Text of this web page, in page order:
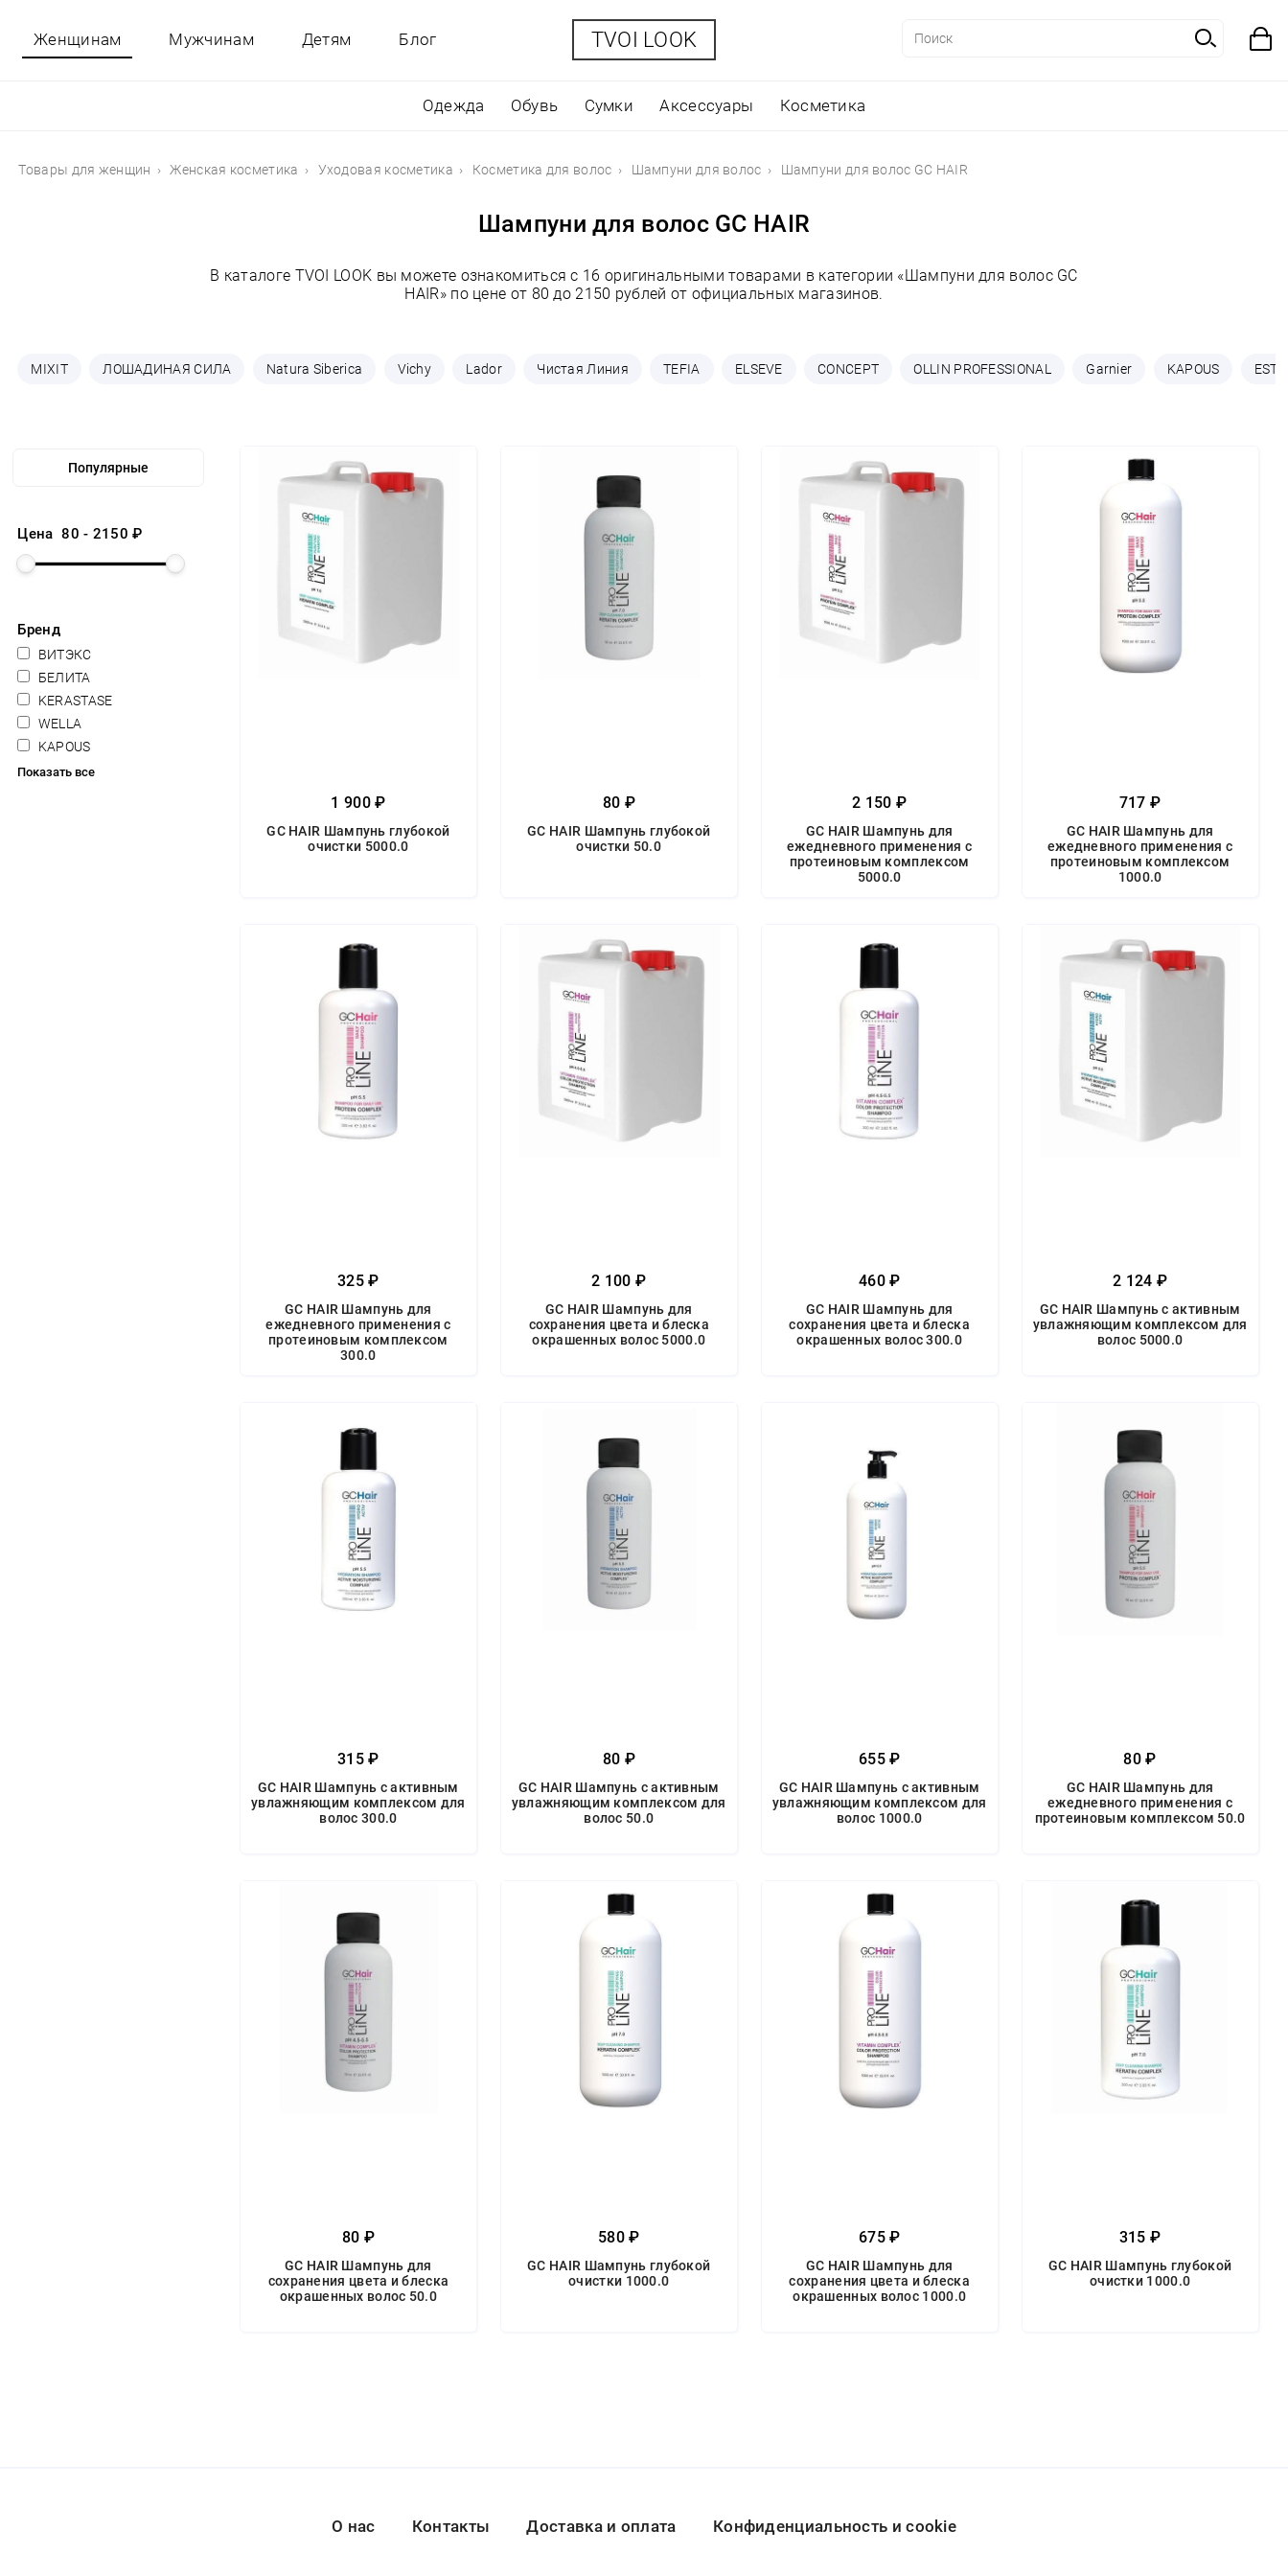
Женщинам
Одежда Обувь Сумки Аксессуары Косметика
Мужчинам Детям Блог TVOI LOOK
Товары для женщин Женская косметика Уходовая косметика Косметика для волос Шампуни для волос Шампуни для волос GC HAIR
Шампуни для волос GC HAIR
В каталоге TVOI LOOK вы можете ознакомиться с 16 оригинальными товарами в категории «Шампуни для волос GC
HAIR» по цене от 80 до 2150 рублей от официальных магазинов.
MIXIT ЛОШАДИНАЯ СИЛА Natura Siberica Vichy Lador Чистая Линия TEFIA ELSEVE CONCEPT OLLIN PROFESSIONAL Garnier KAPOUS
Цена80 - 2150 ₽
Бренд
ВИТЭКС
БЕЛИТА
KERASTASE
WELLA
KAPOUS
Показать все
1 900 ₽
GC HAIR Шампунь глубокой
очистки 5000.0
80 ₽
GC HAIR Шампунь глубокой
очистки 50.0
2 150 ₽
GC HAIR Шампунь для
ежедневного применения с
протеиновым комплексом
5000.0
717 ₽
GC HAIR Шампунь для
ежедневного применения с
протеиновым комплексом
1000.0
325 ₽
GC HAIR Шампунь для
ежедневного применения с
протеиновым комплексом
300.0
2 100 ₽
GC HAIR Шампунь для
сохранения цвета и блеска
окрашенных волос 5000.0
460 ₽
GC HAIR Шампунь для
сохранения цвета и блеска
окрашенных волос 300.0
2 124 ₽
GC HAIR Шампунь с активным
увлажняющим комплексом для
волос 5000.0
315 ₽
GC HAIR Шампунь с активным
увлажняющим комплексом для
волос 300.0
80 ₽
GC HAIR Шампунь с активным
увлажняющим комплексом для
волос 50.0
655 ₽
GC HAIR Шампунь с активным
увлажняющим комплексом для
волос 1000.0
80 ₽
GC HAIR Шампунь для
ежедневного применения с
протеиновым комплексом 50.0
80 ₽
GC HAIR Шампунь для
сохранения цвета и блеска
окрашенных волос 50.0
580 ₽
GC HAIR Шампунь глубокой
очистки 1000.0
675 ₽
GC HAIR Шампунь для
сохранения цвета и блеска
окрашенных волос 1000.0
315 ₽
GC HAIR Шампунь глубокой
очистки 1000.0
О нас Контакты Доставка и оплата Конфиденциальность и cookie